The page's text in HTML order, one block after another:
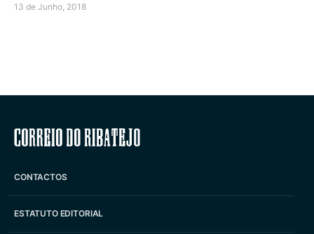
13 de Junho, 2018
Correio do Ribatejo
CONTACTOS
ESTATUTO EDITORIAL